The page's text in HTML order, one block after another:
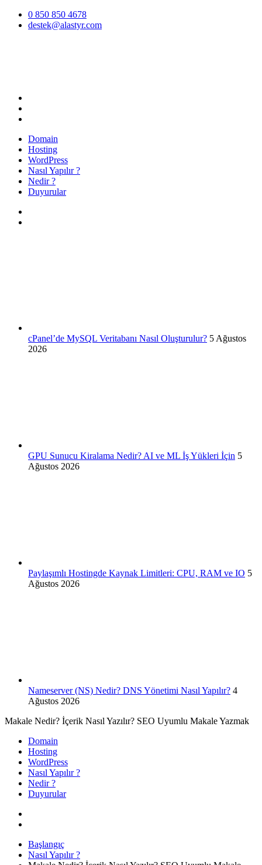
İçeriğe0 850 850 4678
destek@alastyr.com
Hosting Blog | Alastyr
Domain
Hosting
WordPress
Nasıl Yapılır ?
Nedir ?
Duyurular
cPanel’de MySQL Veritabanı Nasıl Oluşturulur? 5 Ağustos
2026
GPU Sunucu Kiralama Nedir? AI ve ML İş Yükleri İçin 5
Ağustos 2026
Paylaşımlı Hostingde Kaynak Limitleri: CPU, RAM ve IO 5
Ağustos 2026
Nameserver (NS) Nedir? DNS Yönetimi Nasıl Yapılır? 4
Ağustos 2026
Makale Nedir? İçerik Nasıl Yazılır? SEO Uyumlu Makale Yazmak
Domain
Hosting
WordPress
Nasıl Yapılır ?
Nedir ?
Duyurular
Başlangıç
Nasıl Yapılır ?